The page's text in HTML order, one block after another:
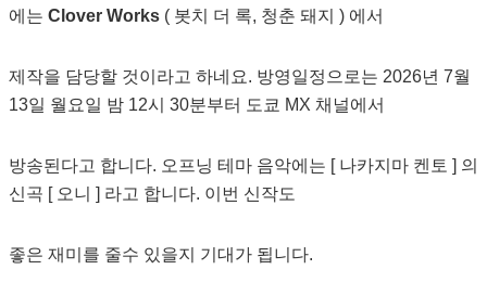
에는 Clover Works( 봇치 더 록, 청춘 돼지 ) 에서
제작을 담당할 것이라고 하네요. 방영일정으로는 2026년 7월
13일 월요일 밤 12시 30분부터 도쿄 MX 채널에서
방송된다고 합니다. 오프닝 테마 음악에는 [ 나카지마 켄토 ] 의
신곡 [ 오니 ] 라고 합니다. 이번 신작도
좋은 재미를 줄수 있을지 기대가 됩니다.